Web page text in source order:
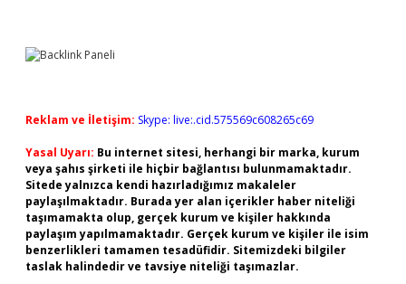
Reklam ve İletişim: Skype: live:.cid.575569c608265c69
Yasal Uyarı: Bu internet sitesi, herhangi bir marka, kurum
veya şahıs şirketi ile hiçbir bağlantısı bulunmamaktadır.
Sitede yalnızca kendi hazırladığımız makaleler
paylaşılmaktadır. Burada yer alan içerikler haber niteliği
taşımamakta olup, gerçek kurum ve kişiler hakkında
paylaşım yapılmamaktadır. Gerçek kurum ve kişiler ile isim
benzerlikleri tamamen tesadüfidir. Sitemizdeki bilgiler
taslak halindedir ve tavsiye niteliği taşımazlar.